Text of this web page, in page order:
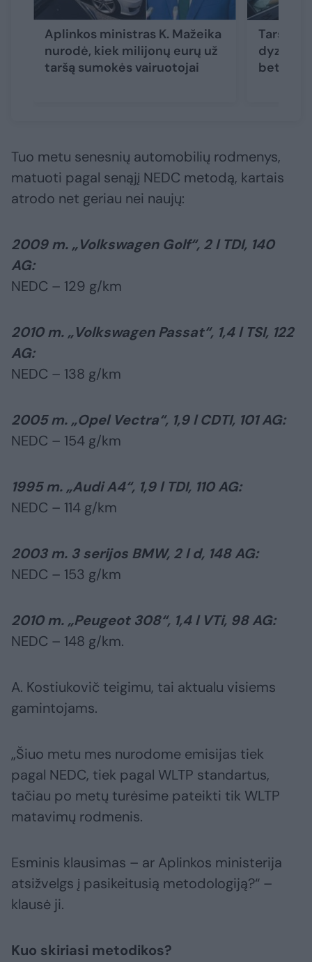
Aplinkos ministras K. Mažeika
nurodė, kiek milijonų eurų už
taršą sumokės vairuotojai
Taršos
bet
Tuo metu senesnių automobilių rodmenys,
matuoti pagal senąjį NEDC metodą, kartais
atrodo net geriau nei naujų:
2009 m. „Volkswagen Golf“, 2 l TDI, 140
AG:
NEDC – 129 g/km
2010 m. „Volkswagen Passat“, 1,4 l TSI, 122
AG:
NEDC – 138 g/km
2005 m. „Opel Vectra“, 1,9 l CDTI, 101 AG:
NEDC – 154 g/km
1995 m. „Audi A4“, 1,9 l TDI, 110 AG:
NEDC – 114 g/km
2003 m. 3 serijos BMW, 2 l d, 148 AG:
NEDC – 153 g/km
2010 m. „Peugeot 308“, 1,4 l VTi, 98 AG:
NEDC – 148 g/km.
A. Kostiukovič teigimu, tai aktualu visiems
gamintojams.
„Šiuo metu mes nurodome emisijas tiek
pagal NEDC, tiek pagal WLTP standartus,
tačiau po metų turėsime pateikti tik WLTP
matavimų rodmenis.
Esminis klausimas – ar Aplinkos ministerija
atsižvelgs į pasikeitusią metodologiją?“ –
klausė ji.
Kuo skiriasi metodikos?